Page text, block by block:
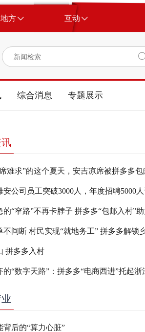
地方 互动
综合消息 专题展示
拼多多入村
背后的“算力心脏”